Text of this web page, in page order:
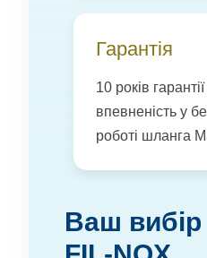
Гарантія
10 років
впевненість у
роботі шланга
Ваш